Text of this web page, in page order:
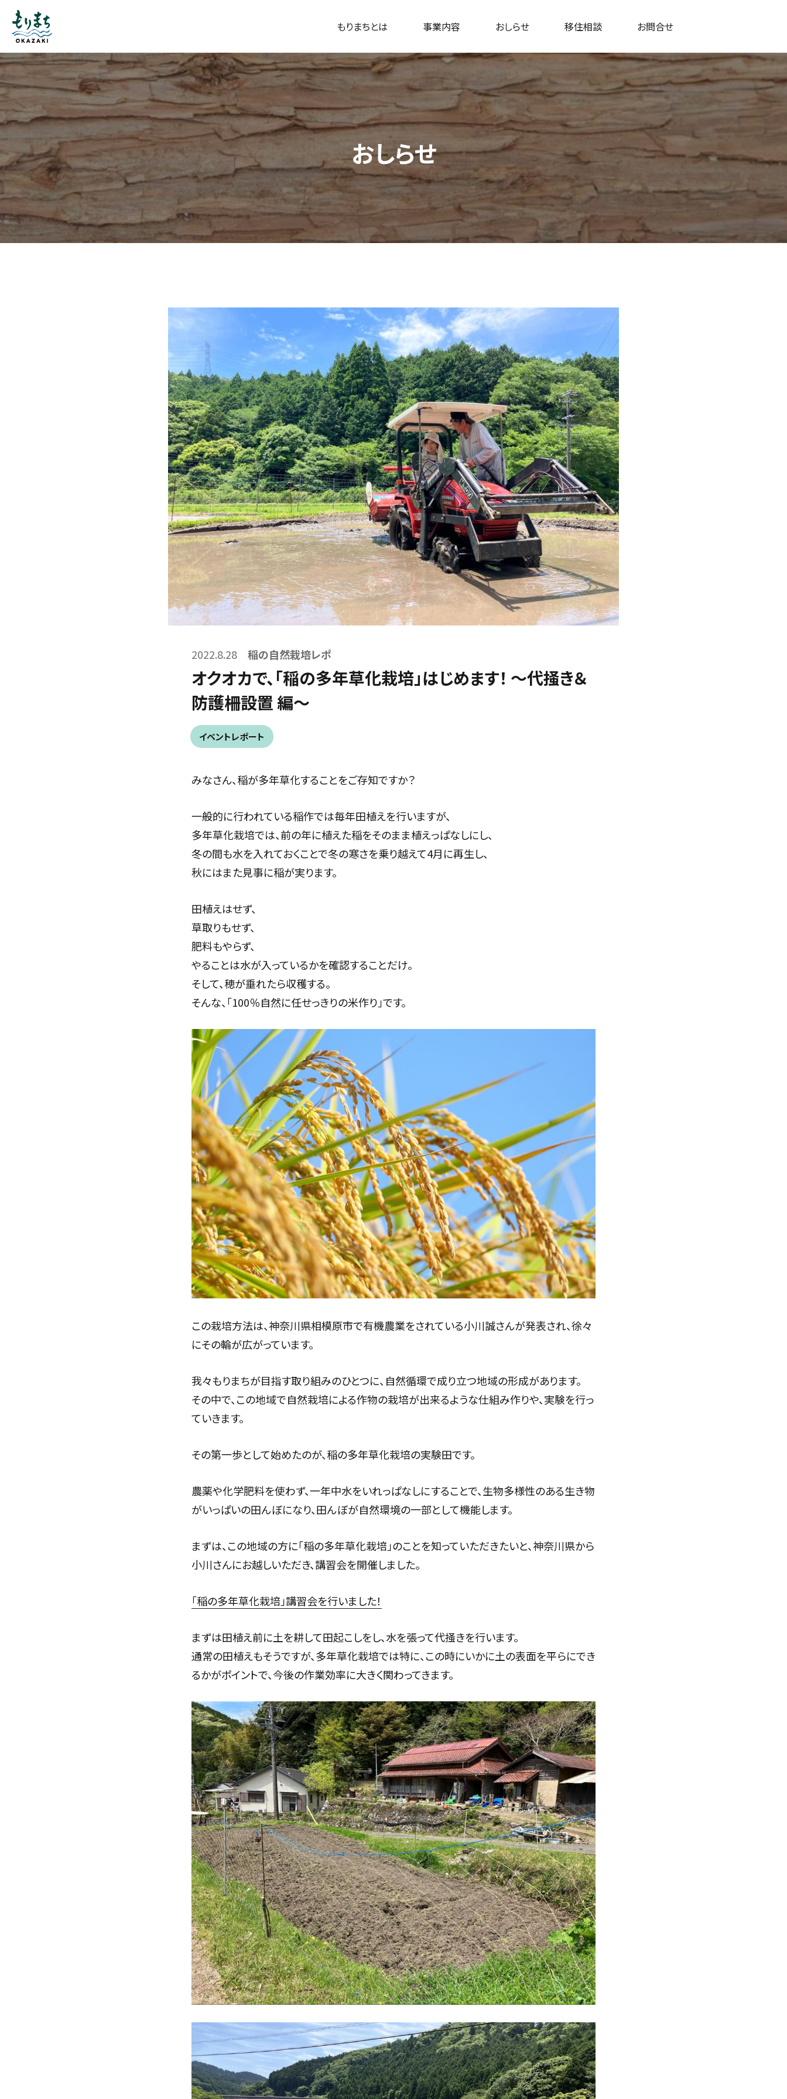
もりまちとは 事業内容 おしらせ 移住相談 お問合せ
おしらせ
2022.8.28 稲の自然栽培レポ
オクオカで、「稲の多年草化栽培」はじめます！ ～代掻き＆
防護柵設置 編～
イベントレポート
みなさん、稲が多年草化することをご存知ですか？
一般的に行われている稲作では毎年田植えを行いますが、
多年草化栽培では、前の年に植えた稲をそのまま植えっぱなしにし、
冬の間も水を入れておくことで冬の寒さを乗り越えて4月に再生し、
秋にはまた見事に稲が実ります。
田植えはせず、
草取りもせず、
肥料もやらず、
やることは水が入っているかを確認することだけ。
そして、穂が垂れたら収穫する。
そんな、「100％自然に任せっきりの米作り」です。
この栽培方法は、神奈川県相模原市で有機農業をされている小川誠さんが発表され、徐々
にその輪が広がっています。
我々もりまちが目指す取り組みのひとつに、自然循環で成り立つ地域の形成があります。
その中で、この地域で自然栽培による作物の栽培が出来るような仕組み作りや、実験を行っ
ていきます。
その第一歩として始めたのが、稲の多年草化栽培の実験田です。
農薬や化学肥料を使わず、一年中水をいれっぱなしにすることで、生物多様性のある生き物
がいっぱいの田んぼになり、田んぼが自然環境の一部として機能します。
まずは、この地域の方に「稲の多年草化栽培」のことを知っていただきたいと、神奈川県から
小川さんにお越しいただき、講習会を開催しました。
「稲の多年草化栽培」講習会を行いました！
まずは田植え前に土を耕して田起こしをし、水を張って代掻きを行います。
通常の田植えもそうですが、多年草化栽培では特に、この時にいかに土の表面を平らにでき
るかがポイントで、今後の作業効率に大きく関わってきます。